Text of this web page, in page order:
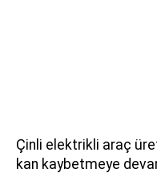
Çinli elektrikli araç
kan kaybetmeye